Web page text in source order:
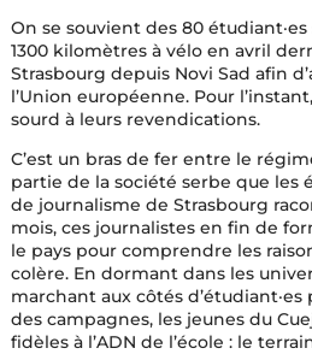
On se souvient des 80
1300 kilomètres à vélo en avril
Strasbourg depuis Novi Sad afin
l’Union européenne. Pour
sourd à leurs revendications.
C’est un bras de fer entre le
partie de la société serbe que les
de journalisme de Strasbourg
mois, ces journalistes en fin de
le pays pour comprendre les
colère. En dormant dans les
marchant aux côtés
des campagnes, les jeunes du
fidèles à l’ADN de l’école : le